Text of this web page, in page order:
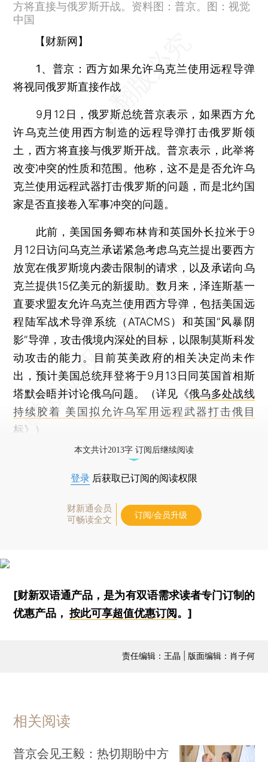
方将直接与俄罗斯开战。资料图：普京。图：视觉
中国
【财新网】
1、普京：西方如果允许乌克兰使用远程导弹
将视同俄罗斯直接作战
9月12日，俄罗斯总统普京表示，如果西方允
许乌克兰使用西方制造的远程导弹打击俄罗斯领
土，西方将直接与俄罗斯开战。普京表示，此举将
改变冲突的性质和范围。他称，这不是是否允许乌
克兰使用远程武器打击俄罗斯的问题，而是北约国
家是否直接卷入军事冲突的问题。
此前，美国国务卿布林肯和英国外长拉米于9
月12日访问乌克兰承诺紧急考虑乌克兰提出要西方
放宽在俄罗斯境内袭击限制的请求，以及承诺向乌
克兰提供15亿美元的新援助。数月来，泽连斯基一
直要求盟友允许乌克兰使用西方导弹，包括美国远
程陆军战术导弹系统（ATACMS）和英国“风暴阴
影”导弹，攻击俄境内深处的目标，以限制莫斯科发
动攻击的能力。目前英美政府的相关决定尚未作
出，预计美国总统拜登将于9月13日同英国首相斯
塔默会晤并讨论俄乌问题。（详见《俄乌多处战线
持续胶着 美国拟允许乌军用远程武器打击俄目
标》）
本文共计2013字 订阅后继续阅读
登录 后获取已订阅的阅读权限
财新通会员
可畅读全文
订阅/会员升级
[财新双语通产品，是为有双语需求读者专门订制的
优惠产品，按此可享超值优惠订阅。]
责任编辑：王晶 | 版面编辑：肖子何
相关阅读
普京会见王毅：热切期盼中方